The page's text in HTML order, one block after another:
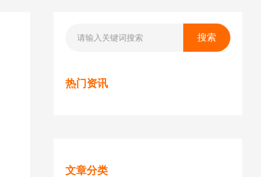
热门资讯
文章分类